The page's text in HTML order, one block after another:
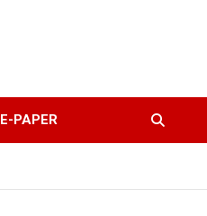
E-PAPER